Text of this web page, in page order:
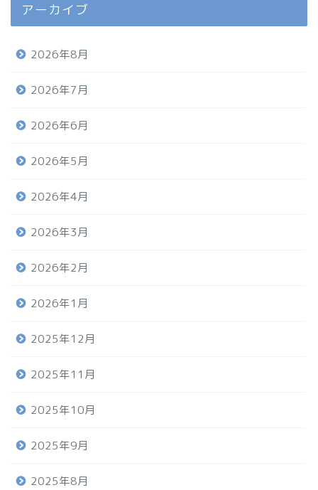
アーカイブ
2026年8月
2026年7月
2026年6月
2026年5月
2026年4月
2026年3月
2026年2月
2026年1月
2025年12月
2025年11月
2025年10月
2025年9月
2025年8月